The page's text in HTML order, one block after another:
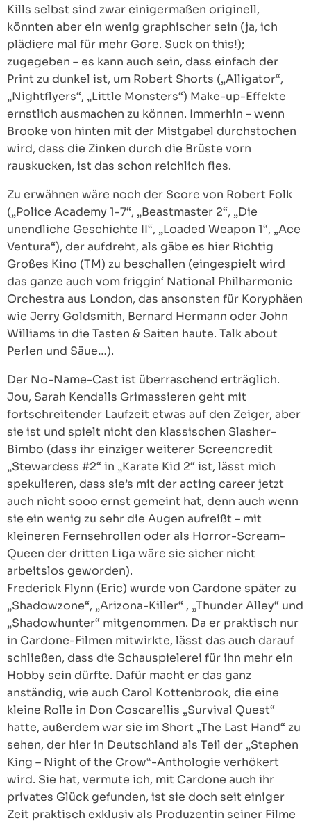
Kills selbst sind zwar einigermaßen originell,
könnten aber ein wenig graphischer sein (ja, ich
plädiere mal für mehr Gore. Suck on this!);
zugegeben – es kann auch sein, dass einfach der
Print zu dunkel ist, um Robert Shorts („Alligator“,
„Nightflyers“, „Little Monsters“) Make-up-Effekte
ernstlich ausmachen zu können. Immerhin – wenn
Brooke von hinten mit der Mistgabel durchstochen
wird, dass die Zinken durch die Brüste vorn
rauskucken, ist das schon reichlich fies.
Zu erwähnen wäre noch der Score von Robert Folk
(„Police Academy 1-7“, „Beastmaster 2“, „Die
unendliche Geschichte II“, „Loaded Weapon 1“, „Ace
Ventura“), der aufdreht, als gäbe es hier Richtig
Großes Kino (TM) zu beschallen (eingespielt wird
das ganze auch vom friggin‘ National Philharmonic
Orchestra aus London, das ansonsten für Koryphäen
wie Jerry Goldsmith, Bernard Hermann oder John
Williams in die Tasten & Saiten haute. Talk about
Perlen und Säue…).
Der No-Name-Cast ist überraschend erträglich.
Jou, Sarah Kendalls Grimassieren geht mit
fortschreitender Laufzeit etwas auf den Zeiger, aber
sie ist und spielt nicht den klassischen Slasher-
Bimbo (dass ihr einziger weiterer Screencredit
„Stewardess #2“ in „Karate Kid 2“ ist, lässt mich
spekulieren, dass sie’s mit der acting career jetzt
auch nicht sooo ernst gemeint hat, denn auch wenn
sie ein wenig zu sehr die Augen aufreißt – mit
kleineren Fernsehrollen oder als Horror-Scream-
Queen der dritten Liga wäre sie sicher nicht
arbeitslos geworden).
Frederick Flynn (Eric) wurde von Cardone später zu
„Shadowzone“, „Arizona-Killer“ , „Thunder Alley“ und
„Shadowhunter“ mitgenommen. Da er praktisch nur
in Cardone-Filmen mitwirkte, lässt das auch darauf
schließen, dass die Schauspielerei für ihn mehr ein
Hobby sein dürfte. Dafür macht er das ganz
anständig, wie auch Carol Kottenbrook, die eine
kleine Rolle in Don Coscarellis „Survival Quest“
hatte, außerdem war sie im Short „The Last Hand“ zu
sehen, der hier in Deutschland als Teil der „Stephen
King – Night of the Crow“-Anthologie verhökert
wird. Sie hat, vermute ich, mit Cardone auch ihr
privates Glück gefunden, ist sie doch seit einiger
Zeit praktisch exklusiv als Produzentin seiner Filme